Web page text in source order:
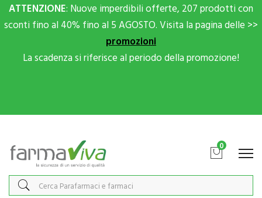
ATTENZIONE: Nuove imperdibili offerte, 207 prodotti con
sconti fino al 40% fino al 5 AGOSTO. Visita la pagina delle >>
promozioni
La scadenza si riferisce al periodo della promozione!
0